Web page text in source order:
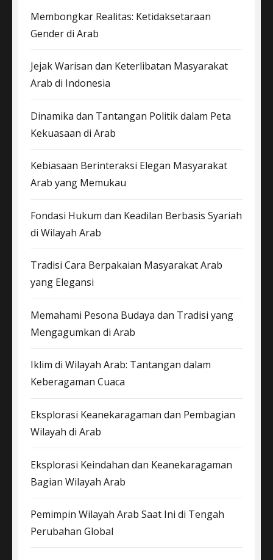
Membongkar Realitas: Ketidaksetaraan
Gender di Arab
Jejak Warisan dan Keterlibatan Masyarakat
Arab di Indonesia
Dinamika dan Tantangan Politik dalam Peta
Kekuasaan di Arab
Kebiasaan Berinteraksi Elegan Masyarakat
Arab yang Memukau
Fondasi Hukum dan Keadilan Berbasis Syariah
di Wilayah Arab
Tradisi Cara Berpakaian Masyarakat Arab
yang Elegansi
Memahami Pesona Budaya dan Tradisi yang
Mengagumkan di Arab
Iklim di Wilayah Arab: Tantangan dalam
Keberagaman Cuaca
Eksplorasi Keanekaragaman dan Pembagian
Wilayah di Arab
Eksplorasi Keindahan dan Keanekaragaman
Bagian Wilayah Arab
Pemimpin Wilayah Arab Saat Ini di Tengah
Perubahan Global